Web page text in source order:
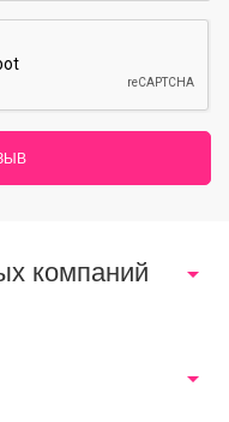
компаний